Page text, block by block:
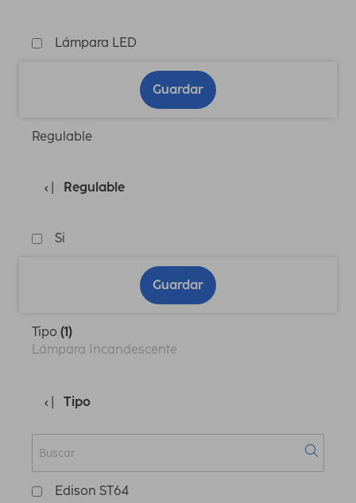
Lámpara LED
Guardar
Regulable
Regulable
Si
Guardar
Tipo (1)
Lámpara Incandescente
Tipo
Edison ST64